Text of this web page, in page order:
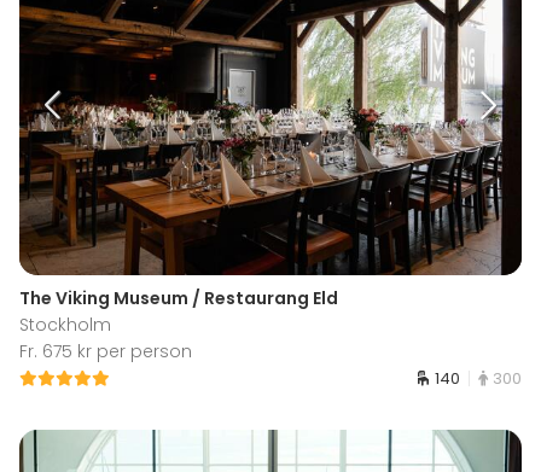
The Viking Museum / Restaurang Eld
Stockholm
Fr. 675 kr per person
140 300